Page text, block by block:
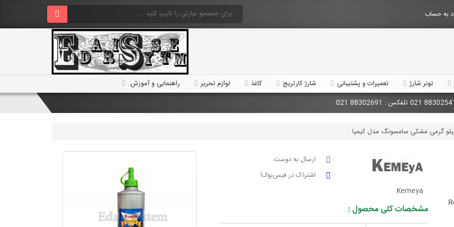
به حساب
تونر شارژ تعمیرات و پشتیبانی شارژ کارتریج کاغذ لوازم تحریر
راهنمایی و آموزش
گرمی مشکی سامسونگ مدل کیمیا
Kemeya
ارسال به دوست
اشتراک در فیس‌بوک!
مشخصات کلی محصول :